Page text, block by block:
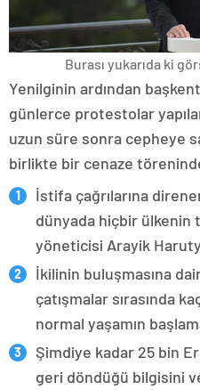
Burası yukarıda ki
Yenilginin ardından
günlerce protestolar
uzun süre sonra cepheye
birlikte bir cenaze
İstifa çağrılarına
dünyada hiçbir ülkenin
yöneticisi Arayik
İkilinin buluşmasına
çatışmalar sırasında
normal yaşamın
Şimdiye kadar 25 bin
geri döndüğü bilgisini